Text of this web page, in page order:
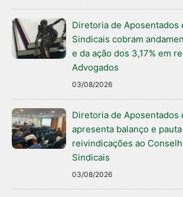
Diretoria de Aposentados
Sindicais cobram
e da ação dos 3,17% em
Advogados
03/08/2026
Diretoria de Aposentados
apresenta balanço e
reivindicações ao
Sindicais
03/08/2026